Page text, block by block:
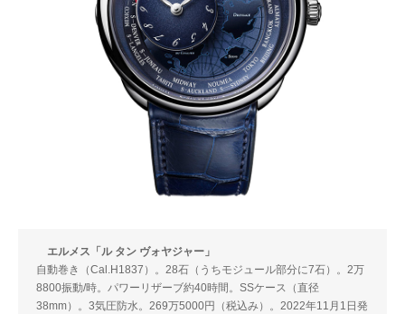
エルメス「ル タン ヴォヤジャー」
自動巻き（Cal.H1837）。28石（うちモジュール部分に7石）。2万
8800振動/時。パワーリザーブ約40時間。SSケース（直径
38mm）。3気圧防水。269万5000円（税込み）。2022年11月1日発